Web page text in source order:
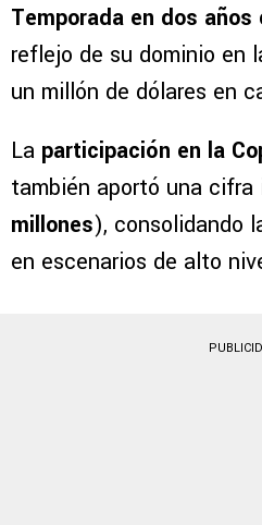
Temporada en dos
reflejo de su dominio en
un millón de dólares en
La participación en la
también aportó una
millones), consolidando
en escenarios de alto